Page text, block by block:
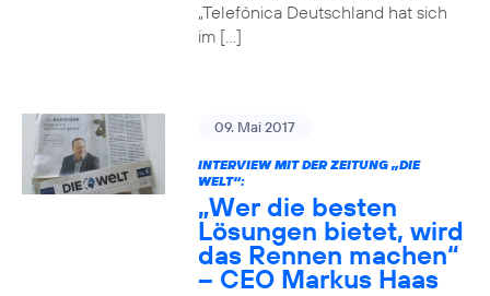
„Telefónica Deutschland hat sich
im […]
09. Mai 2017
INTERVIEW MIT DER ZEITUNG „DIE
WELT“:
„Wer die besten
Lösungen bietet, wird
das Rennen machen“
– CEO Markus Haas